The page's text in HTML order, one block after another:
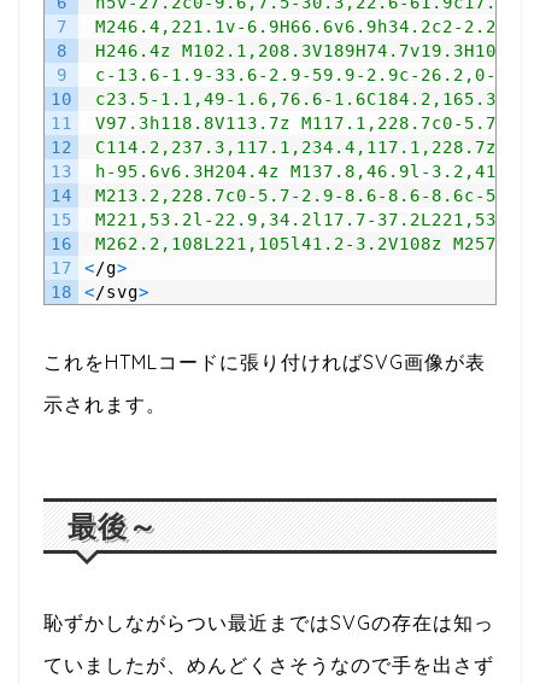
7
8
9
10
11
12
13
14
15
16
17
18
M246.4,221.1v-6.9H66.6v6.9h34.2c2-
H246.4z
c-13.6-1.9-33.6-2.9-59.9-2.9c-26.2,0-
c23.5-1.1,49-1.6,76.6-
V97.3h118.8V113.7z M117.1,228.7c0-
C114.2,237.3,117.1,234.4,117.1,228.7z
h-95.6v6.3H204.4z M137.8,46.9l-3.2,41l-
M213.2,228.7c0-5.7-2.9-8.6-8.6-8.6c-
M221,53.2l-22.9,34.2l17.7-37.2L221,53.2z
M262.2,108L221,105l41.2-3.2V108z
</g>
</svg>
これをHTMLコードに張り付ければSVG画像が表
示されます。
最後～
恥ずかしながらつい最近まではSVGの存在は知っ
ていましたが、めんどくさそうなので手を出さず